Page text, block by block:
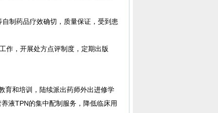
自制药品疗效确切，质量保证，受到患
作，开展处方点评制度，定期出版
育和培训，陆续派出药师外出进修学
液TPN的集中配制服务，降低临床用